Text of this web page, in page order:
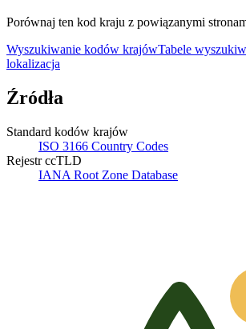
Porównaj ten kod kraju z powiązanymi
Wyszukiwanie kodów krajówTabele
lokalizacja
Źródła
Standard kodów krajów
ISO 3166 Country Codes
Rejestr ccTLD
IANA Root Zone Database